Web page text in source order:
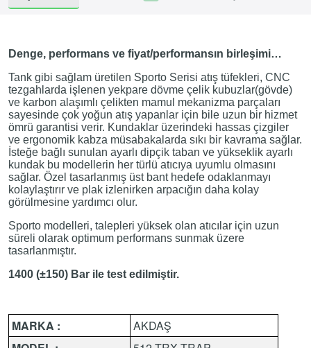
Denge, performans ve fiyat/performansın birleşimi…
Tank gibi sağlam üretilen Sporto Serisi atış tüfekleri, CNC
tezgahlarda işlenen yekpare dövme çelik kubuzlar(gövde)
ve karbon alaşımlı çelikten mamul mekanizma parçaları
sayesinde çok yoğun atış yapanlar için bile uzun bir hizmet
ömrü garantisi verir. Kundaklar üzerindeki hassas çizgiler
ve ergonomik kabza müsabakalarda sıkı bir kavrama sağlar.
İsteğe bağlı sunulan ayarlı dipçik taban ve yükseklik ayarlı
kundak bu modellerin her türlü atıcıya uyumlu olmasını
sağlar. Özel tasarlanmış üst bant hedefe odaklanmayı
kolaylaştırır ve plak izlenirken arpacığın daha kolay
görülmesine yardımcı olur.
Sporto modelleri, talepleri yüksek olan atıcılar için uzun
süreli olarak optimum performans sunmak üzere
tasarlanmıştır.
1400 (±150) Bar ile test edilmiştir.
MARKA :
AKDAŞ